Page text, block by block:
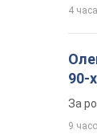
4
90-
За
9